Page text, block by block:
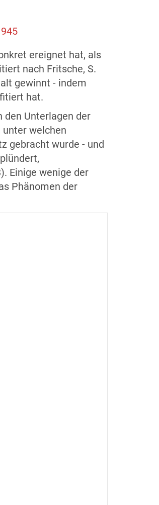
ereignet hat, als
nach Fritsche, S.
gewinnt - indem
hat.
den Unterlagen der
unter welchen
gebracht wurde - und
Einige wenige der
Phänomen der